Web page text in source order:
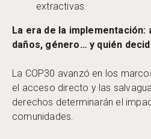
extractivas.
La era de la implementación:
daños, género… y quién
La COP30 avanzó en los
el acceso directo y las
derechos determinarán el
comunidades.